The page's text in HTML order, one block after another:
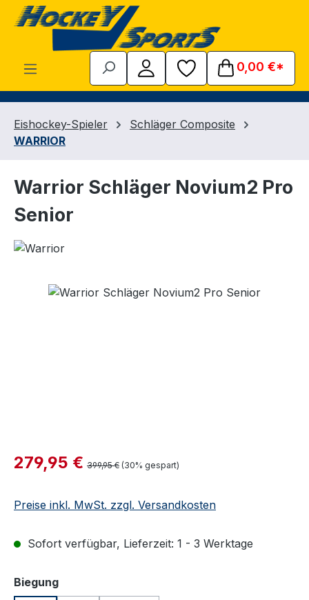
Zum Hauptinhalt springen
0,00 €*
Eishockey-Spieler
Schläger Composite
WARRIOR
Warrior Schläger Novium2 Pro
Senior
Bildergalerie überspringen
Verkaufspreis:
279,95 € Regulärer Preis:
399,95 € (30% gespart)
Preise inkl. MwSt. zzgl. Versandkosten
Sofort verfügbar, Lieferzeit: 1 - 3 Werktage
Biegungauswählen